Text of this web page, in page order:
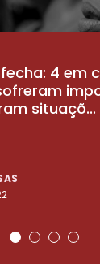
4 em
situaçõ...